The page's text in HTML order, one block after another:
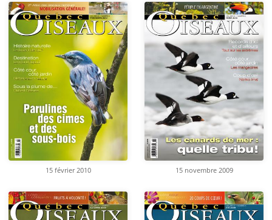
15 février 2010 15 novembre 2009